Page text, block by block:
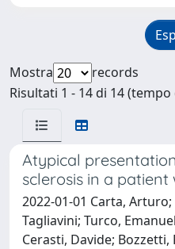
Mostra
records
Risultati 1 - 14 di 14
Atypical
sclerosis in a patient
2022-01-01 Carta,
Tagliavini; Turco,
Cerasti, Davide;